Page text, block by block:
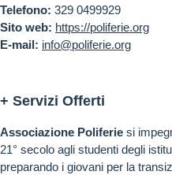
Telefono: 329 0499929
Sito web: https://poliferie.org
E-mail: info@poliferie.org
+ Servizi Offerti
Associazione Poliferie si
21° secolo agli studenti degli
preparando i giovani per la